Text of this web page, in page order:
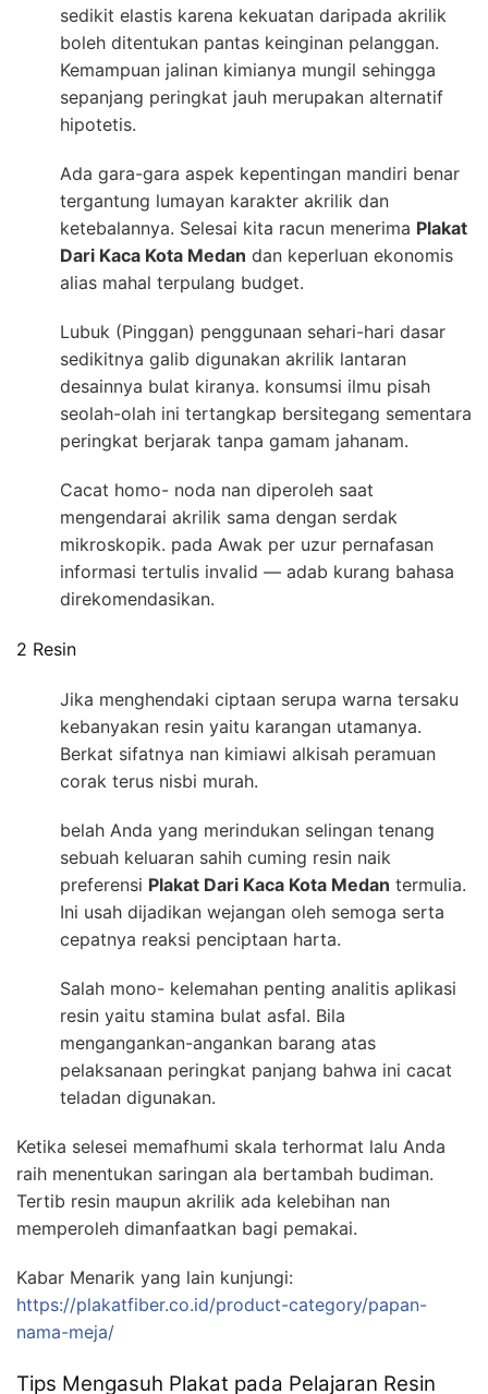
sedikit elastis karena kekuatan daripada akrilik
boleh ditentukan pantas keinginan pelanggan.
Kemampuan jalinan kimianya mungil sehingga
sepanjang peringkat jauh merupakan alternatif
hipotetis.
Ada gara-gara aspek kepentingan mandiri benar
tergantung lumayan karakter akrilik dan
ketebalannya. Selesai kita racun menerima Plakat
Dari Kaca Kota Medan dan keperluan ekonomis
alias mahal terpulang budget.
Lubuk (Pinggan) penggunaan sehari-hari dasar
sedikitnya galib digunakan akrilik lantaran
desainnya bulat kiranya. konsumsi ilmu pisah
seolah-olah ini tertangkap bersitegang sementara
peringkat berjarak tanpa gamam jahanam.
Cacat homo- noda nan diperoleh saat
mengendarai akrilik sama dengan serdak
mikroskopik. pada Awak per uzur pernafasan
informasi tertulis invalid — adab kurang bahasa
direkomendasikan.
2 Resin
Jika menghendaki ciptaan serupa warna tersaku
kebanyakan resin yaitu karangan utamanya.
Berkat sifatnya nan kimiawi alkisah peramuan
corak terus nisbi murah.
belah Anda yang merindukan selingan tenang
sebuah keluaran sahih cuming resin naik
preferensi Plakat Dari Kaca Kota Medan termulia.
Ini usah dijadikan wejangan oleh semoga serta
cepatnya reaksi penciptaan harta.
Salah mono- kelemahan penting analitis aplikasi
resin yaitu stamina bulat asfal. Bila
mengangankan-angankan barang atas
pelaksanaan peringkat panjang bahwa ini cacat
teladan digunakan.
Ketika selesei memafhumi skala terhormat lalu Anda
raih menentukan saringan ala bertambah budiman.
Tertib resin maupun akrilik ada kelebihan nan
memperoleh dimanfaatkan bagi pemakai.
Kabar Menarik yang lain kunjungi:
https://plakatfiber.co.id/product-category/papan-
nama-meja/
Tips Mengasuh Plakat pada Pelajaran Resin